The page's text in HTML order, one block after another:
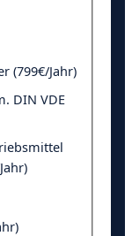
(799€/Jahr)
DIN VDE